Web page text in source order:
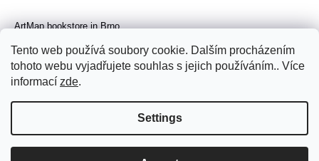
Tento web používá soubory cookie. Dalším procházením
tohoto webu vyjadřujete souhlas s jejich používáním.. Více
informací zde.
Settings
ArtMap bookstore in Brno
Brno, Radnická 4
Tue–Fri 11–19 h
Sat 14–19 h